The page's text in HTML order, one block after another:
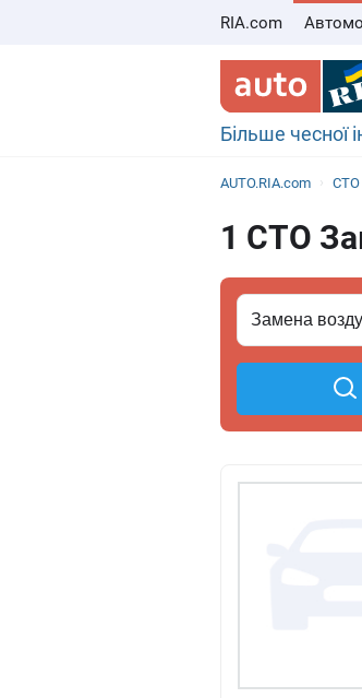
RIA.com
Більше
AUTO.RIA.com СТО
1 СТО